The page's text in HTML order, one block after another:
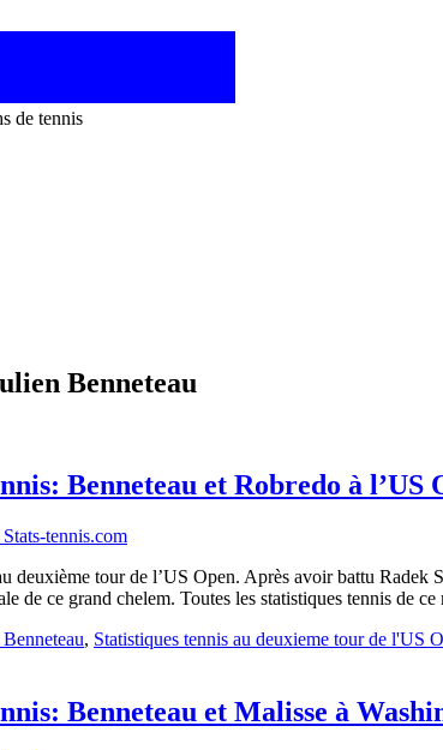
de tennis
Benneteau
Benneteau et Robredo à l’US
tennis.com
deuxième tour de l’US Open. Après avoir battu
de ce grand chelem. Toutes les statistiques tennis de
, Statistiques tennis au deuxieme tour de l'US
Benneteau et Malisse à